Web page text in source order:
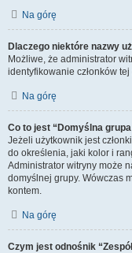
Na górę
Dlaczego niektóre nazwy
Możliwe, że administrator
identyfikowanie członków tej
Na górę
Co to jest “Domyślna
Jeżeli użytkownik jest
do określenia, jaki kolor i
Administrator witryny może
domyślnej grupy. Wówczas
kontem.
Na górę
Czym jest odnośnik